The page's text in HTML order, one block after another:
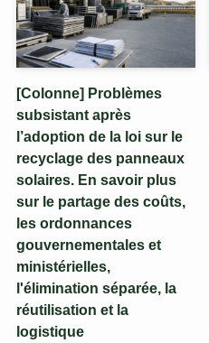
[Colonne] Problèmes
subsistant après
l’adoption de la loi sur le
recyclage des panneaux
solaires. En savoir plus
sur le partage des coûts,
les ordonnances
gouvernementales et
ministérielles,
l'élimination séparée, la
réutilisation et la
logistique